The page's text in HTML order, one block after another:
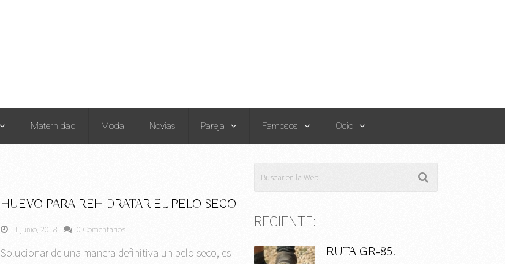
Maternidad Moda Novias Pareja Famosos Ocio
HUEVO PARA REHIDRATAR EL PELO SECO
11 junio, 2018 0 Comentarios
Solucionar de una manera definitiva un pelo seco, es
RECIENTE:
RUTA GR-85.